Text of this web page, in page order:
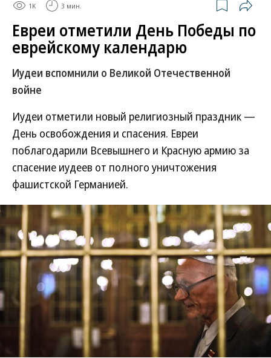
1K 3 мин.
Евреи отметили День Победы по
еврейскому календарю
Иудеи вспомнили о Великой Отечественной
войне
Иудеи отметили новый религиозный праздник —
День освобождения и спасения. Евреи
поблагодарили Всевышнего и Красную армию за
спасение иудеев от полного уничтожения
фашистской Германией.